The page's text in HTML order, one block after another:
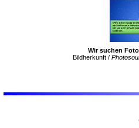
Wir suchen
Bildherkunft /